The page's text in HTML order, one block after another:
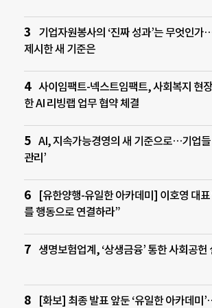
기업자원봉사의 ‘진짜 성과’는 무엇인가
제시한 새 기준은
사이임팩트-넥스트임팩트, 사회복지 현
한 AI 리빙랩 업무 협약 체결
AI, 지속가능경영의 새 기준으로…기업들
관리’
[유한양행-유일한 아카데미] 이호영 대표
를 행동으로 연결하라”
생명보험업계, ‘상생금융’ 통한 사회공헌
[화보] 최종 발표 앞둔 ‘유일한 아카데미